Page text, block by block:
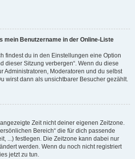
mein Benutzername in der Online-Liste
findest du in den Einstellungen eine Option
dieser Sitzung verbergen“. Wenn du diese
Administratoren, Moderatoren und du selbst
wirst dann als unsichtbarer Besucher gezählt.
Zeit nicht deiner eigenen Zeitzone.
Bereich“ die für dich passende
...) festlegen. Die Zeitzone kann dabei nur
werden. Wenn du noch nicht registriert
jetzt zu tun.